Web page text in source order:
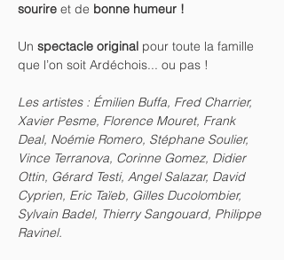
sourire et de bonne humeur !
Un spectacle original pour toute la famille
que l’on soit Ardéchois... ou pas !
Les artistes : Émilien Buffa, Fred Charrier,
Xavier Pesme, Florence Mouret, Frank
Deal, Noémie Romero, Stéphane Soulier,
Vince Terranova, Corinne Gomez, Didier
Ottin, Gérard Testi, Angel Salazar, David
Cyprien, Eric Taïeb, Gilles Ducolombier,
Sylvain Badel, Thierry Sangouard, Philippe
Ravinel.